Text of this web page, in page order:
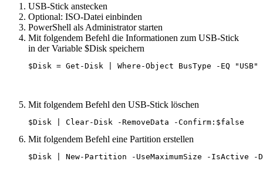
USB-Stick anstecken
Optional: ISO-Datei einbinden
PowerShell als Administrator starten
Mit folgendem Befehl die Informationen zum USB-Stick
in der Variable $Disk speichern
$Disk = Get-Disk | Where-Object BusType -EQ "USB"
Mit folgendem Befehl den USB-Stick löschen
$Disk | Clear-Disk -RemoveData -Confirm:$false
Mit folgendem Befehl eine Partition erstellen
$Disk | New-Partition -UseMaximumSize -IsActive -